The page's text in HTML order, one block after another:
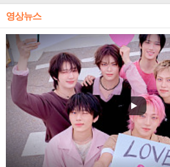
영상뉴스